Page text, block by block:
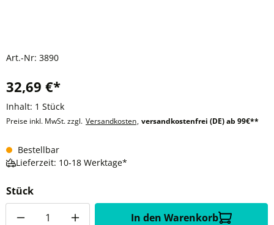
Art.-Nr: 3890
32,69 €*
Inhalt: 1 Stück
Preise inkl. MwSt. zzgl. Versandkosten, versandkostenfrei (DE) ab 99€**
Bestellbar
Lieferzeit: 10-18 Werktage*
Stück
In den Warenkorb